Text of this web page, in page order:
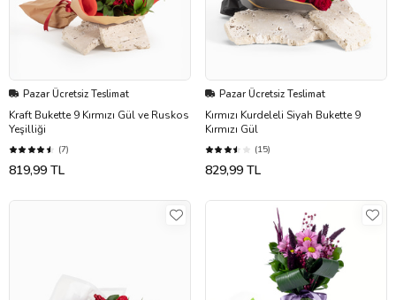
Pazar Ücretsiz Teslimat
Kraft Bukette 9 Kırmızı Gül ve Ruskos
Yeşilliği
(7)
819,99 TL
Pazar Ücretsiz Teslimat
Kırmızı Kurdeleli Siyah Bukette 9
Kırmızı Gül
(15)
829,99 TL